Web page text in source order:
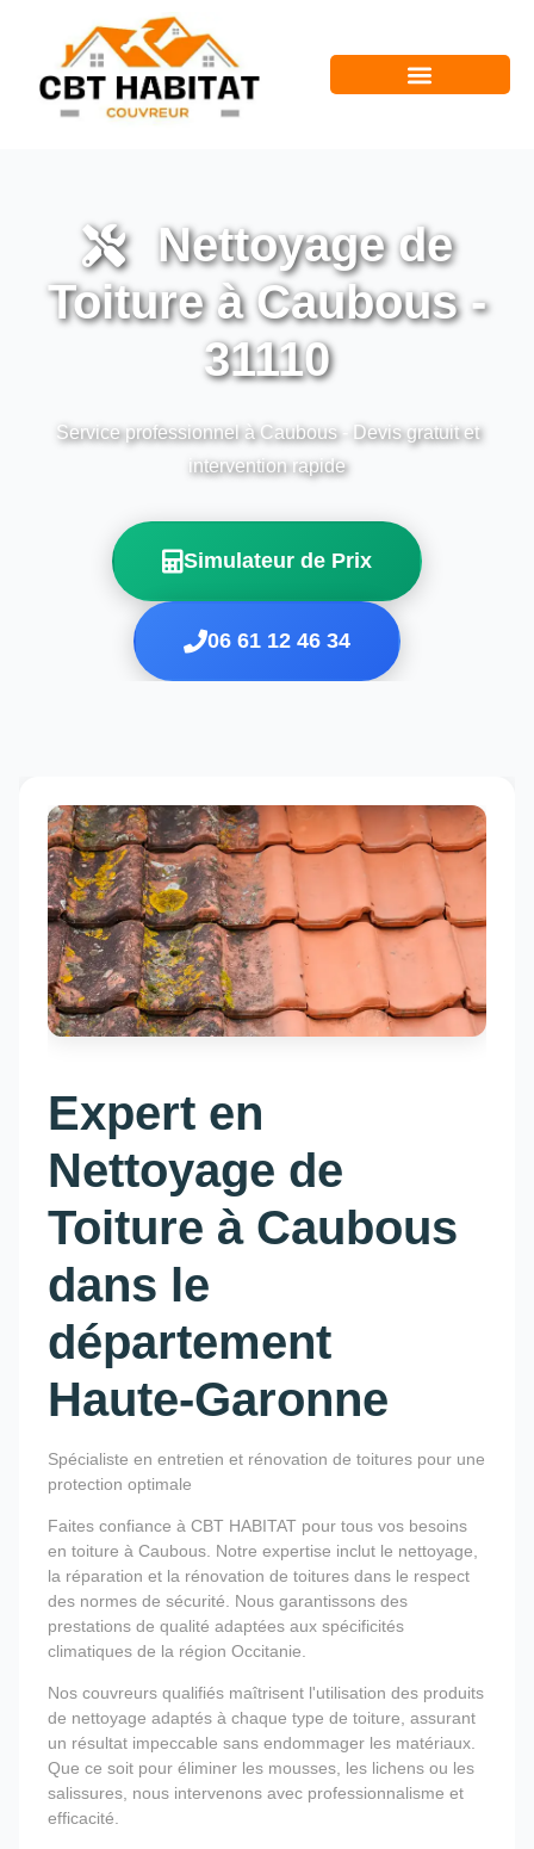
Nettoyage de
Toiture à Caubous -
31110
Service professionnel à Caubous - Devis gratuit et
intervention rapide
Simulateur de Prix
06 61 12 46 34
Expert en
Nettoyage de
Toiture à Caubous
dans le
département
Haute-Garonne
Spécialiste en entretien et rénovation de toitures pour une
protection optimale
Faites confiance à CBT HABITAT pour tous vos besoins
en toiture à Caubous. Notre expertise inclut le nettoyage,
la réparation et la rénovation de toitures dans le respect
des normes de sécurité. Nous garantissons des
prestations de qualité adaptées aux spécificités
climatiques de la région Occitanie.
Nos couvreurs qualifiés maîtrisent l'utilisation des produits
de nettoyage adaptés à chaque type de toiture, assurant
un résultat impeccable sans endommager les matériaux.
Que ce soit pour éliminer les mousses, les lichens ou les
salissures, nous intervenons avec professionnalisme et
efficacité.